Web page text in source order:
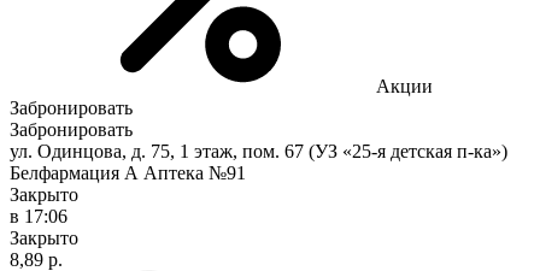
Акции
Забронировать
Забронировать
ул. Одинцова, д. 75, 1 этаж, пом. 67 (УЗ «25-я детская п-ка»)
Белфармация А Аптека №91
Закрыто
в 17:06
Закрыто
8,89 р.